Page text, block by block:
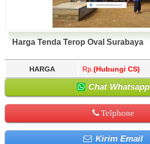
Harga Tenda Terop Oval Surabaya
HARGA Rp. (Hubungi CS)
Chat Whatsapp
Telphone
Kirim Email